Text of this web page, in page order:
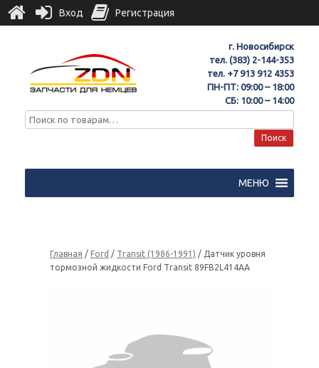
г. Новосибирск
тел. (383) 2-144-353
тел. +7 913 912 4353
ПН-ПТ: 09:00 – 18:00
СБ: 10:00 – 14:00
Поиск
МЕНЮ
Главная / Ford / Transit (1986-1991) / Датчик уровня
тормозной жидкости Ford Transit 89FB2L414AA
Вход Регистрация